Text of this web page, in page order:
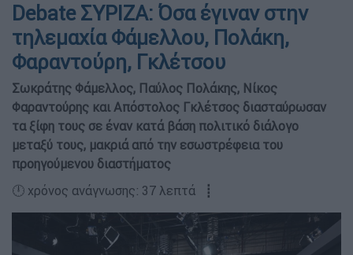
Debate ΣΥΡΙΖΑ: Όσα έγιναν στην
τηλεμαχία Φάμελλου, Πολάκη,
Φαραντούρη, Γκλέτσου
Σωκράτης Φάμελλος, Παύλος Πολάκης, Νίκος
Φαραντούρης και Απόστολος Γκλέτσος διασταύρωσαν
τα ξίφη τους σε έναν κατά βάση πολιτικό διάλογο
μεταξύ τους, μακριά από την εσωστρέφεια του
προηγούμενου διαστήματος
🕛 χρόνος ανάγνωσης: 37 λεπτά ┋